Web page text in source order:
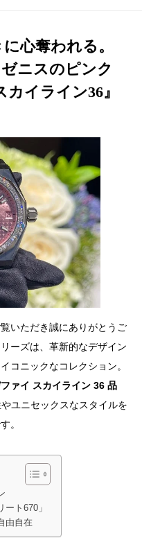
心奪われる。
ニスのピンク
イライン36』
いただき誠にありがとうご
ーズは、革新的なデザイン
コニックなコレクション。
ファイ スカイライン 36 品
ユニセックスなスタイルを
。
ート670」
由自在